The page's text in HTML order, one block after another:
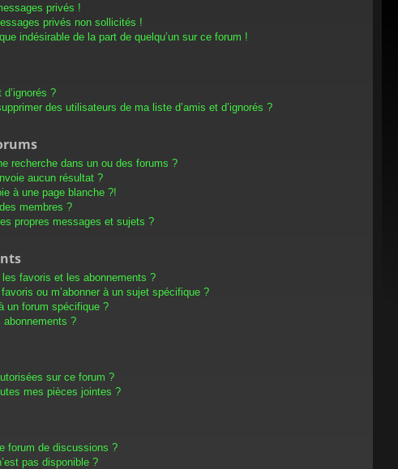
privés !
privés non sollicités !
indésirable de la part de quelqu’un sur ce forum !
?
des utilisateurs de ma liste d’amis et d’ignorés ?
recherche dans un ou des forums ?
aucun résultat ?
à une page blanche ?!
membres ?
propres messages et sujets ?
favoris et les abonnements ?
ou m’abonner à un sujet spécifique ?
un forum spécifique ?
?
sur ce forum ?
mes pièces jointes ?
forum de discussions ?
pas disponible ?